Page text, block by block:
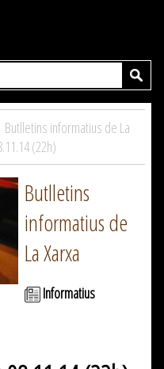
Butlletins informatius de La
(22h)
Butlletins
informatius de
La Xarxa
Informatius